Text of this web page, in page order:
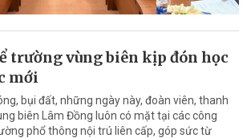
trường vùng biên kịp đón học
mới
bụi đất, những ngày này, đoàn viên, thanh
biên Lâm Đồng luôn có mặt tại các công
phổ thông nội trú liên cấp, góp sức từ